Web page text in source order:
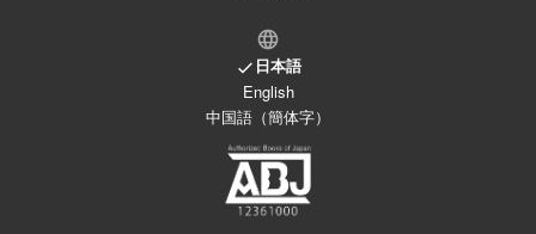
日本語
English
中国語（簡体字）